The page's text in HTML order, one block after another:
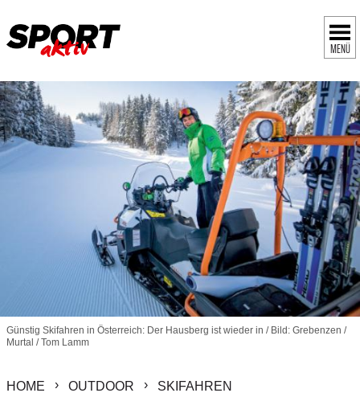
MENÜ
Günstig Skifahren in Österreich: Der Hausberg ist wieder in / Bild: Grebenzen /
Murtal / Tom Lamm
HOME OUTDOOR SKIFAHREN